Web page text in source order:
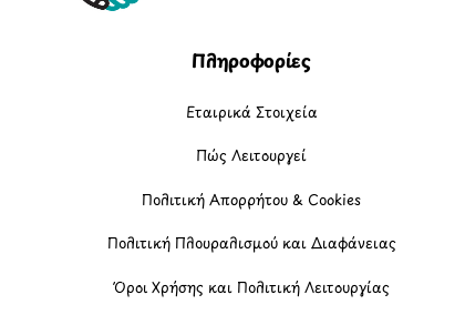
Πληροφορίες
Εταιρικά Στοιχεία
Πώς Λειτουργεί
Πολιτική Απορρήτου & Cookies
Πολιτική Πλουραλισμού και Διαφάνειας
Όροι Χρήσης και Πολιτική Λειτουργίας